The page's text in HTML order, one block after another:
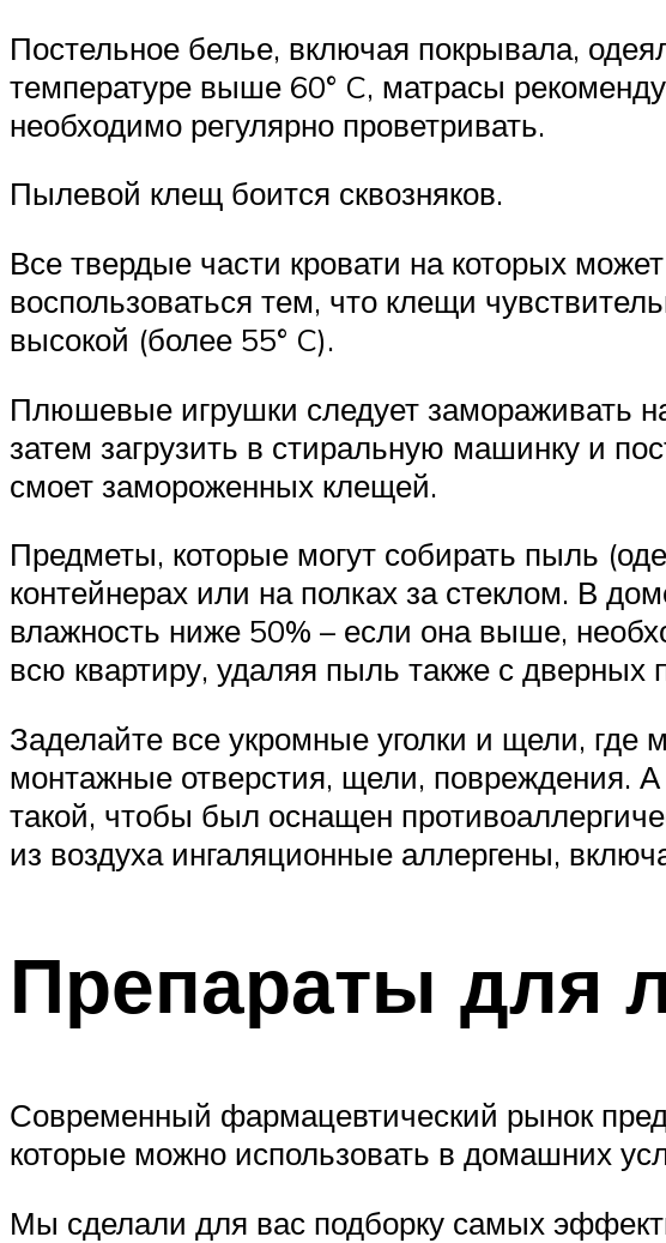
Постельное белье, включая покрывала,
температуре выше 60° C, матрасы
необходимо регулярно проветривать.
Пылевой клещ боится сквозняков.
Все твердые части кровати на которых
воспользоваться тем, что клещи
высокой (более 55° C).
Плюшевые игрушки следует замораживать
затем загрузить в стиральную машинку и
смоет замороженных клещей.
Предметы, которые могут собирать пыль
контейнерах или на полках за стеклом. В
влажность ниже 50% – если она выше,
всю квартиру, удаляя пыль также с
Заделайте все укромные уголки и щели, где
монтажные отверстия, щели, повреждения.
такой, чтобы был оснащен
из воздуха ингаляционные аллергены,
Препараты для
Современный фармацевтический рынок
которые можно использовать в домашних
Мы сделали для вас подборку самых